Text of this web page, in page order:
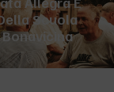
Scuola